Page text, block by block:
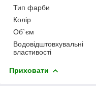
Тип фарби
Колір
Об`єм
Водовідштовхувальні
властивості
Приховати